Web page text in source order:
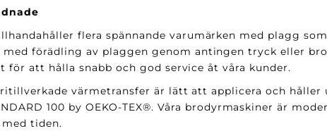
flera spännande varumärken med plagg
med förädling av plaggen genom antingen tryck eller
för att hålla snabb och god service åt våra kunder.
värmetransfer är lätt att applicera och
100 by OEKO-TEX®. Våra brodyrmaskiner är
tiden.